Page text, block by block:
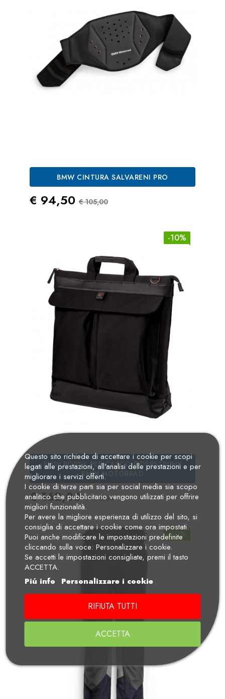
BMW CINTURA SALVARENI PRO
Prezzo
€ 94,50 Prezzo Standard
€ 105,00
-10%
BMW BORSA PER CASCO RIDERSTRUNK
BMW MOTORRAD
Prezzo
€ 162,00 Prezzo Standard
€ 180,00
-30%
Questo sito richiede di accettare i cookie per scopi
legati alle prestazioni, all'analisi delle prestazioni e per
migliorare i servizi offerti.
I cookie di terze parti sia per social media sia scopo
analitico che pubblicitario vengono utilizzati per offrire
migliori funzionalità.
Per avere la migliore esperienza di utilizzo del sito, si
consiglia di accettare i cookie come ora impostati.
Puoi anche modificare le impostazioni predefinite
cliccando sulla voce: Personalizzare i cookie.
Se accetti le impostazioni consigliate, premi il tasto
ACCETTA.
Piú info
Personalizzare i cookie
RIFIUTA TUTTI
ACCETTA